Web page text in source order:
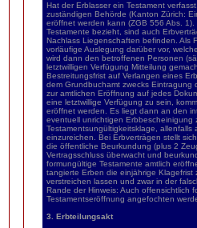
Hat der Erblasser ein Testament
zuständigen Behörde (Kanton Zürich:
eröffnet werden kann (ZGB 556 Abs.
Testamente bezieht, sind auch
Nachlass Liegenschaften befinden. Als
vorläufige Auslegung darüber vor,
wird dann den betroffenen Personen
letztwilligen Verfügung Mitteilung
Bestreitungsfrist auf Verlangen eines
dem Grundbuchamt zwecks Eintragung
zur amtlichen Eröffnung auf jedes
eine letztwillige Verfügung zu sein,
eröffnet werden. Es liegt dann an den
eventuell unrichtigen Erbbescheinigung
Testamentsungültigkeitsklage,
einzureichen. Bei Erbverträgen stellt
die öffentliche Beurkundung (plus 2
Vertragsschluss überwacht und
formungültige Testamente amtlich
tangierte Erben die einjährige
verstreichen lassen und zwar in der
Rande der Hinweis: Auch offensichtlich
Testamentseröffnung angefochten
3. Erbteilungsakt